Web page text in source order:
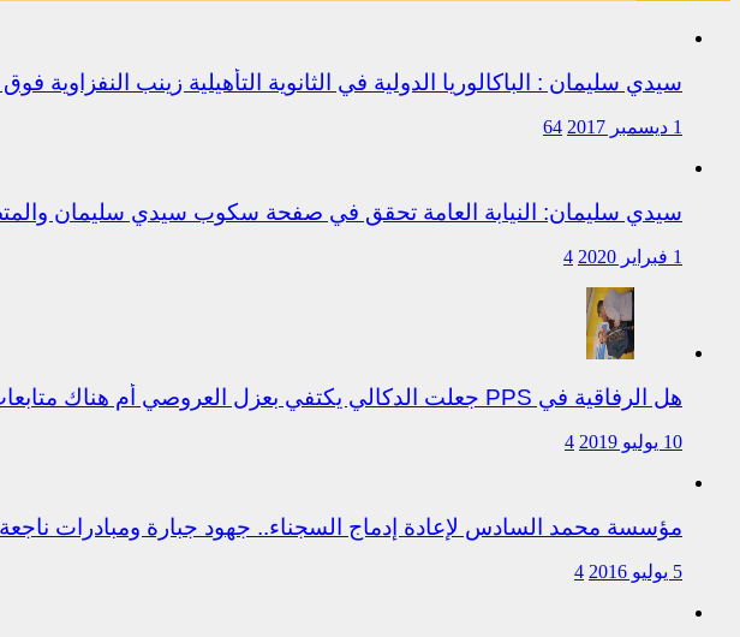
سيدي سليمان : الباكالوريا الدولية في الثانوية التأهيلية زينب النفزاوية
1 ديسمبر 2017 64
سيدي سليمان: النيابة العامة تحقق في صفحة سكوب سيدي سليمان
1 فبراير 2020 4
هل الرفاقية في PPS جعلت الدكالي يكتفي بعزل العروصي أم هناك متابعات قانونية على خلفية اختلالات التسيير بمندوبية سيدي سليمان
10 يوليو 2019 4
مؤسسة محمد السادس لإعادة إدماج السجناء.. جهود جبارة ومبادرات
5 يوليو 2016 4